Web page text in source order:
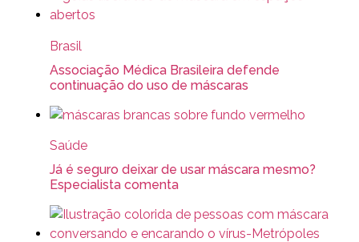
Brasil
Associação Médica Brasileira defende
continuação do uso de máscaras
Saúde
Já é seguro deixar de usar máscara mesmo?
Especialista comenta